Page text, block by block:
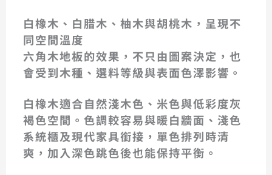
白橡木、白腊木、柚木與胡桃木，呈現不
同空間溫度
六角木地板的效果，不只由圖案決定，也
會受到木種、選料等級與表面色澤影響。
白橡木適合自然淺木色、米色與低彩度灰
褐色空間。色調較容易與暖白牆面、淺色
系統櫃及現代家具銜接，單色排列時清
爽，加入深色跳色後也能保持平衡。